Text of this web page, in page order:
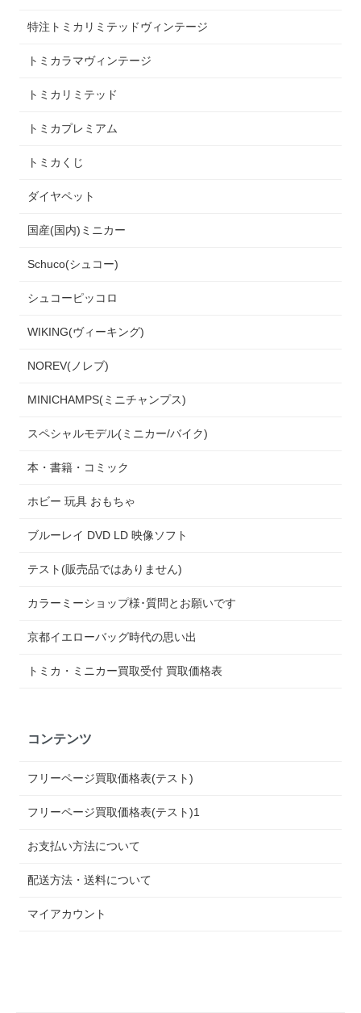
特注トミカリミテッドヴィンテージ
トミカラマヴィンテージ
トミカリミテッド
トミカプレミアム
トミカくじ
ダイヤペット
国産(国内)ミニカー
Schuco(シュコー)
シュコーピッコロ
WIKING(ヴィーキング)
NOREV(ノレブ)
MINICHAMPS(ミニチャンプス)
スペシャルモデル(ミニカー/バイク)
本・書籍・コミック
ホビー 玩具 おもちゃ
ブルーレイ DVD LD 映像ソフト
テスト(販売品ではありません)
カラーミーショップ様･質問とお願いです
京都イエローバッグ時代の思い出
トミカ・ミニカー買取受付 買取価格表
コンテンツ
フリーページ買取価格表(テスト)
フリーページ買取価格表(テスト)1
お支払い方法について
配送方法・送料について
マイアカウント